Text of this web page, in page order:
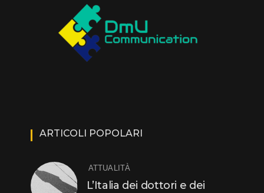
ARTICOLI POPOLARI
ATTUALITÀ
L’Italia dei dottori e dei